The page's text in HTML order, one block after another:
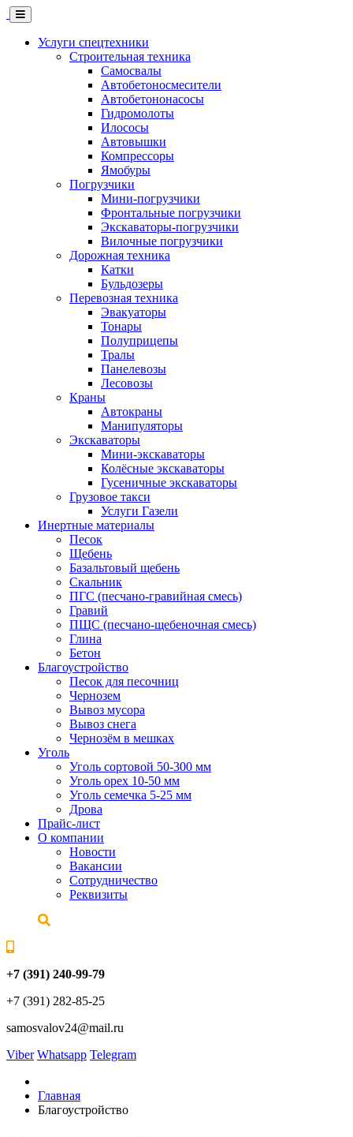
Skip
to
main
Услуги спецтехники
Строительная техника
Самосвалы
Автобетоносмесители
Автобетононасосы
Гидромолоты
Илососы
Автовышки
Компрессоры
Ямобуры
Погрузчики
Мини-погрузчики
Фронтальные погрузчики
Экскаваторы-погрузчики
Вилочные погрузчики
Дорожная техника
Катки
Бульдозеры
Перевозная техника
Эвакуаторы
Тонары
Полуприцепы
Тралы
Панелевозы
Лесовозы
Краны
Автокраны
Манипуляторы
Экскаваторы
Мини-экскаваторы
Колёсные экскаваторы
Гусеничные экскаваторы
Грузовое такси
Услуги Газели
Инертные материалы
Песок
Щебень
Базальтовый щебень
Скальник
ПГС (песчано-гравийная смесь)
Гравий
ПЩС (песчано-щебеночная смесь)
Глина
Бетон
Благоустройство
Песок для песочниц
Чернозем
Вывоз мусора
Вывоз снега
Чернозём в мешках
Уголь
Уголь сортовой 50-300 мм
Уголь орех 10-50 мм
Уголь семечка 5-25 мм
Дрова
Прайс-лист
О компании
Новости
Вакансии
Сотрудничество
Реквизиты
+7 (391) 240-99-79
+7 (391) 282-85-25
samosvalov24@mail.ru
Viber Whatsapp Telegram
Главная
Благоустройство